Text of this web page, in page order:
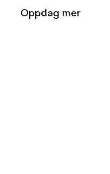
Oppdag mer